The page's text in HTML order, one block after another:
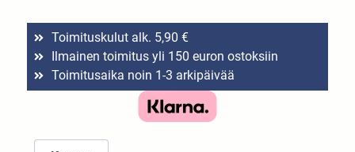
Toimituskulut alk. 5,90 €
Ilmainen toimitus yli 150 euron ostoksiin
Toimitusaika noin 1-3 arkipäivää